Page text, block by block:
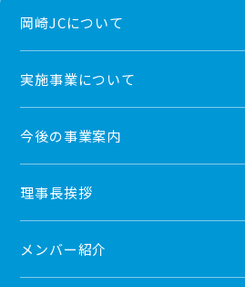
岡崎JCについて
実施事業について
今後の事業案内
理事長挨拶
メンバー紹介